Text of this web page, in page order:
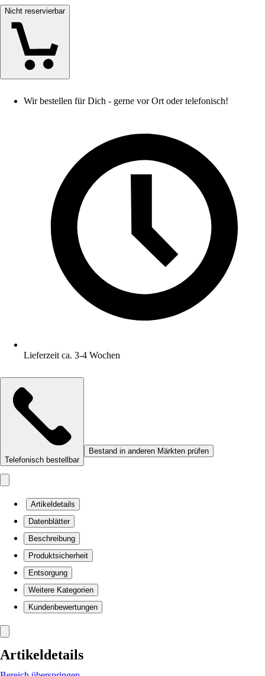
Nicht reservierbar
Wir bestellen für Dich - gerne vor Ort oder telefonisch!
Lieferzeit ca. 3-4 Wochen
Telefonisch bestellbar
Bestand in anderen Märkten prüfen
Artikeldetails
Datenblätter
Beschreibung
Produktsicherheit
Entsorgung
Weitere Kategorien
Kundenbewertungen
Artikeldetails